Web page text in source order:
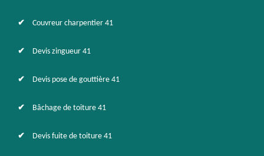
Couvreur charpentier 41
Devis zingueur 41
Devis pose de gouttière 41
Bâchage de toiture 41
Devis fuite de toiture 41